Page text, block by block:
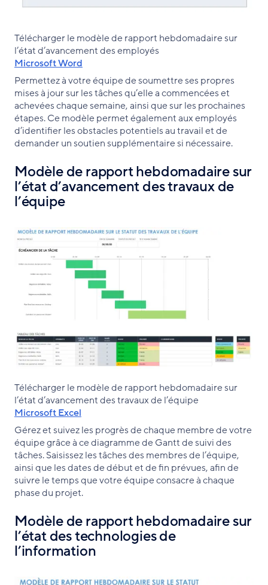
Télécharger le modèle de rapport hebdomadaire sur
l’état d’avancement des employés
Microsoft Word
Permettez à votre équipe de soumettre ses propres
mises à jour sur les tâches qu’elle a commencées et
achevées chaque semaine, ainsi que sur les prochaines
étapes. Ce modèle permet également aux employés
d’identifier les obstacles potentiels au travail et de
demander un soutien supplémentaire si nécessaire.
Modèle de rapport hebdomadaire sur
l’état d’avancement des travaux de
l’équipe
Télécharger le modèle de rapport hebdomadaire sur
l’état d’avancement des travaux de l’équipe
Microsoft Excel
Gérez et suivez les progrès de chaque membre de votre
équipe grâce à ce diagramme de Gantt de suivi des
tâches. Saisissez les tâches des membres de l’équipe,
ainsi que les dates de début et de fin prévues, afin de
suivre le temps que votre équipe consacre à chaque
phase du projet.
Modèle de rapport hebdomadaire sur
l’état des technologies de
l’information